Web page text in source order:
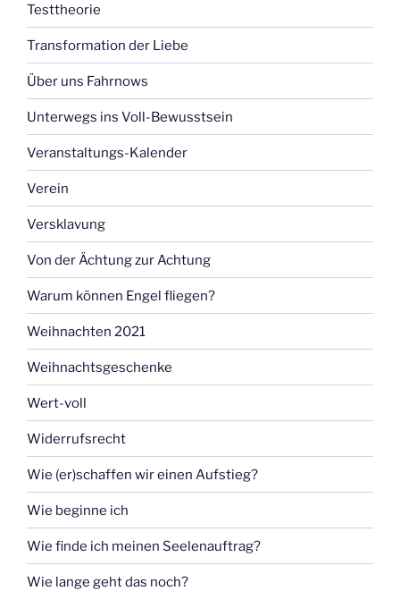
Testtheorie
Transformation der Liebe
Über uns Fahrnows
Unterwegs ins Voll-Bewusstsein
Veranstaltungs-Kalender
Verein
Versklavung
Von der Ächtung zur Achtung
Warum können Engel fliegen?
Weihnachten 2021
Weihnachtsgeschenke
Wert-voll
Widerrufsrecht
Wie (er)schaffen wir einen Aufstieg?
Wie beginne ich
Wie finde ich meinen Seelenauftrag?
Wie lange geht das noch?